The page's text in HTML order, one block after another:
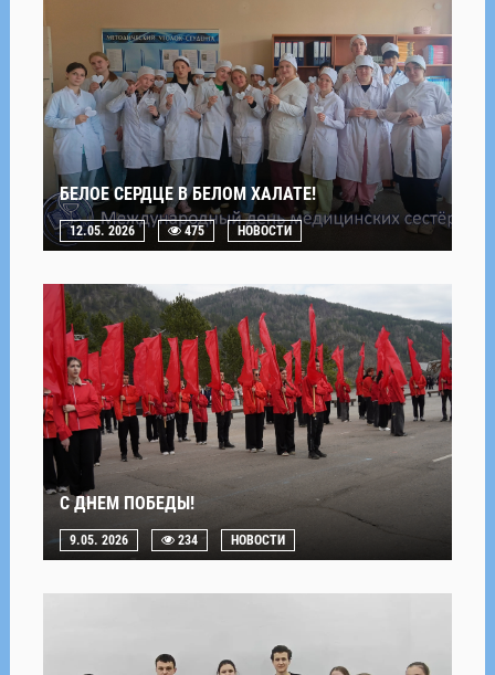
БЕЛОЕ СЕРДЦЕ В БЕЛОМ ХАЛАТЕ!
12.05. 2026 475 НОВОСТИ
С ДНЕМ ПОБЕДЫ!
9.05. 2026 234 НОВОСТИ